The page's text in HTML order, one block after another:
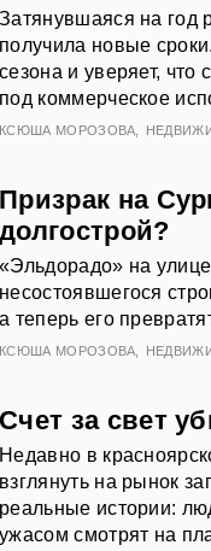
Затянувшаяся на год
получила новые
сезона и уверяет,
под коммерческое
КСЮША МОРОЗОВА
Призрак на
долгострой?
«Эльдорадо» на
несостоявшегося
а теперь его
КСЮША МОРОЗОВА
Счет за свет
Недавно в
взглянуть на рынок
реальные истории:
ужасом смотрят на